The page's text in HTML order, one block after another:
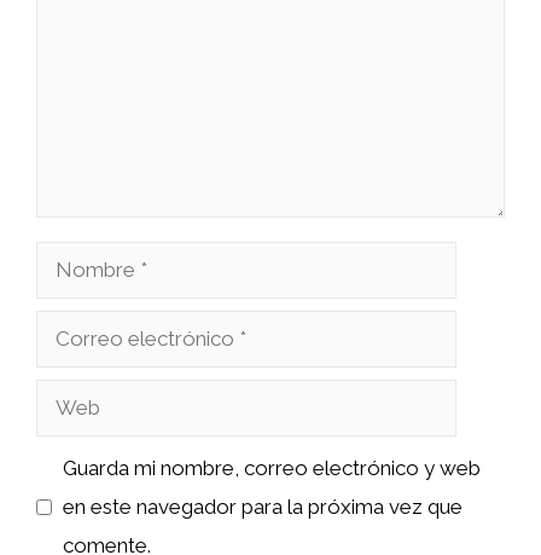
Nombre
Correo
Web
Guarda mi nombre, correo electrónico y web
en este navegador para la próxima vez que
comente.